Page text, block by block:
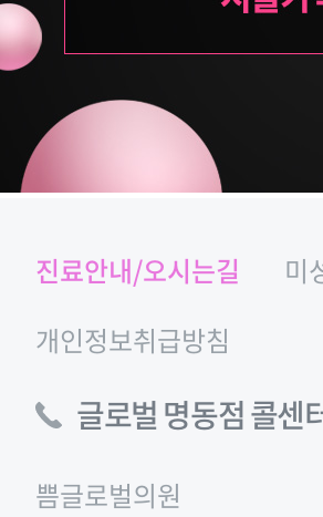
진료안내/오시는길
미
개인정보취급방침
글로벌 명동점 콜센
쁨글로벌의원